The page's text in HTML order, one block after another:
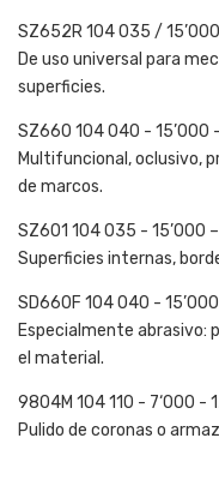
SZ652R 104 035 /
De uso universal para
superficies.
SZ660 104 040 - 15’000
Multifuncional, oclusivo,
de marcos.
SZ601 104 035 - 15’000
Superficies internas,
SD660F 104 040 -
Especialmente abrasivo:
el material.
9804M 104 110 - 7‘000 -
Pulido de coronas o